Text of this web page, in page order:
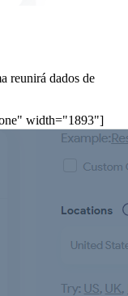
reunirá dados de
width="1893"]